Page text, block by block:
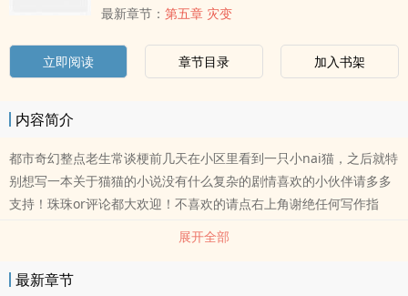
最新章节： 第五章 灾变
立即阅读 章节目录 加入书架
内容简介
都市奇幻整点老生常谈梗前几天在小区里看到一只小nai猫，之后就特
别想写一本关于猫猫的小说没有什么复杂的剧情喜欢的小伙伴请多多
支持！珠珠or评论都大欢迎！不喜欢的请点右上角谢绝任何写作指
导！以上谢谢诸君的支持！这里是咸鱼鳳ヾ(??▽?)ノ
展开全部
最新章节